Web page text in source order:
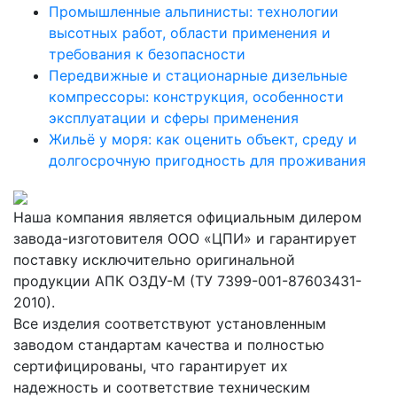
Промышленные альпинисты: технологии
высотных работ, области применения и
требования к безопасности
Передвижные и стационарные дизельные
компрессоры: конструкция, особенности
эксплуатации и сферы применения
Жильё у моря: как оценить объект, среду и
долгосрочную пригодность для проживания
Наша компания является официальным дилером
завода-изготовителя ООО «ЦПИ» и гарантирует
поставку исключительно оригинальной
продукции АПК ОЗДУ-М (ТУ 7399-001-87603431-
2010).
Все изделия соответствуют установленным
заводом стандартам качества и полностью
сертифицированы, что гарантирует их
надежность и соответствие техническим